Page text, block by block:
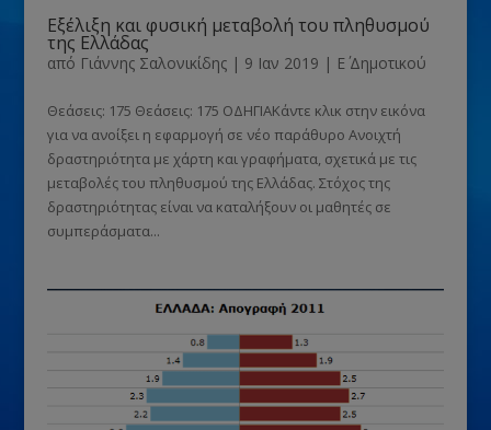
Εξέλιξη και φυσική μεταβολή του πληθυσμού
της Ελλάδας
από Γιάννης Σαλονικίδης| 9 Ιαν 2019 | Ε΄ Δημοτικού
Θεάσεις: 175 Θεάσεις: 175 ΟΔΗΓΙΑΚάντε κλικ στην εικόνα
για να ανοίξει η εφαρμογή σε νέο παράθυρο Ανοιχτή
δραστηριότητα με χάρτη και γραφήματα, σχετικά με τις
μεταβολές του πληθυσμού της Ελλάδας. Στόχος της
δραστηριότητας είναι να καταλήξουν οι μαθητές σε
συμπεράσματα...